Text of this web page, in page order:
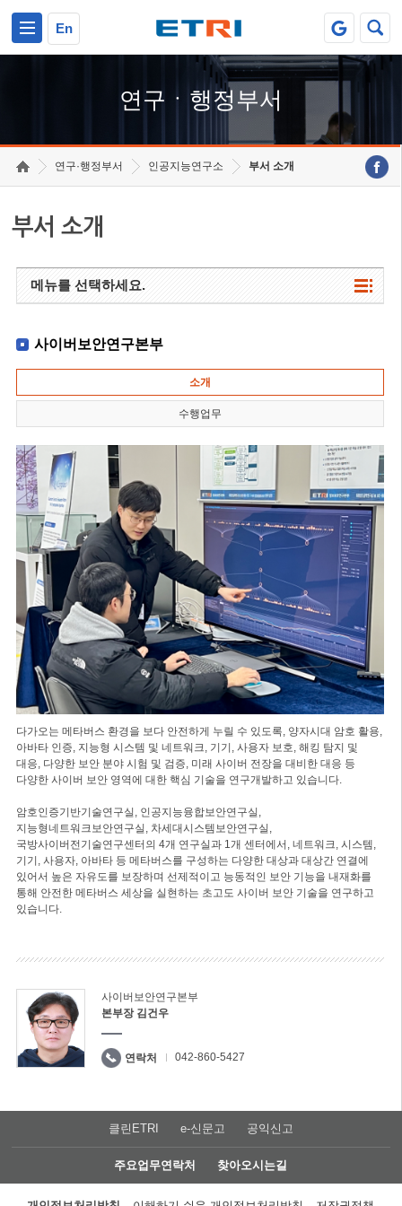
En
연구ㆍ행정부서
연구·행정부서 인공지능연구소 부서 소개
부서 소개
메뉴를 선택하세요.
사이버보안연구본부
소개
수행업무
다가오는 메타버스 환경을 보다 안전하게 누릴 수 있도록, 양자시대 암호 활용,
아바타 인증, 지능형 시스템 및 네트워크, 기기, 사용자 보호, 해킹 탐지 및
대응, 다양한 보안 분야 시험 및 검증, 미래 사이버 전장을 대비한 대응 등
다양한 사이버 보안 영역에 대한 핵심 기술을 연구개발하고 있습니다.
암호인증기반기술연구실, 인공지능융합보안연구실,
지능형네트워크보안연구실, 차세대시스템보안연구실,
국방사이버전기술연구센터의 4개 연구실과 1개 센터에서, 네트워크, 시스템,
기기, 사용자, 아바타 등 메타버스를 구성하는 다양한 대상과 대상간 연결에
있어서 높은 자유도를 보장하며 선제적이고 능동적인 보안 기능을 내재화를
통해 안전한 메타버스 세상을 실현하는 초고도 사이버 보안 기술을 연구하고
있습니다.
사이버보안연구본부
본부장 김건우
연락처 042-860-5427
클린ETRI e-신문고 공익신고
주요업무연락처 찾아오시는길